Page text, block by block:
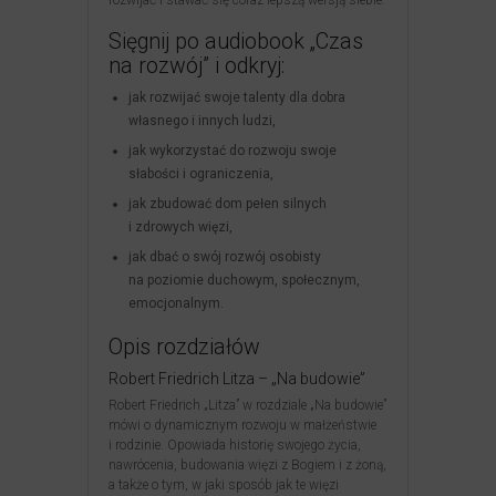
Sięgnij po audiobook „Czas
na rozwój” i odkryj:
jak rozwijać swoje talenty dla dobra
własnego i innych ludzi,
jak wykorzystać do rozwoju swoje
słabości i ograniczenia,
jak zbudować dom pełen silnych
i zdrowych więzi,
jak dbać o swój rozwój osobisty
na poziomie duchowym, społecznym,
emocjonalnym.
Opis rozdziałów
Robert Friedrich Litza – „Na budowie”
Robert Friedrich „Litza” w rozdziale „Na budowie”
mówi o dynamicznym rozwoju w małżeństwie
i rodzinie. Opowiada historię swojego życia,
nawrócenia, budowania więzi z Bogiem i z żoną,
a także o tym, w jaki sposób jak te więzi